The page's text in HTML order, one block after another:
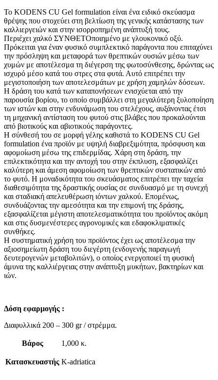
Το KODENS CU Gel formulation είναι ένα ειδικό σκεύασμα
θρέψης που στοχεύει στη βελτίωση της γενικής κατάστασης των
καλλιεργειών και στην ισορροπημένη ανάπτυξή τους.
Περιέχει χαλκό ΣΥΝΘΕΤΟποιημένο με γλουκονικό οξύ.
Πρόκειται για έναν φυσικό συμπλεκτικό παράγοντα που επιταχύνει
την πρόσληψη και μεταφορά των θρεπτικών ουσιών μέσω των
χυμών με αποτέλεσμα τη διέγερση της φωτοσύνθεσης, δρώντας ως
ισχυρό μέσο κατά του στρες στα φυτά. Αυτό επιτρέπει την
μεγιστοποιήση των αποτελεσμάτων με χρήση χαμηλών δόσεων.
Η δράση του κατά των καταπονήσεων ενισχύεται από την
παρουσία βορίου, το οποίο συμβάλλει στη μεγαλύτερη ξυλοποίηση
των ιστών και στην ενδυνάμωση του στελέχους, αυξάνοντας έτσι
τη μηχανική αντίσταση του φυτού στις βλάβες που προκαλούνται
από βιοτικούς και αβιοτικούς παράγοντες.
Η σύνθεσή του σε μορφή γέλης καθιστά το KODENS CU Gel
formulation ένα προϊόν με υψηλή διαβρεξιμότητα, πρόσφυση και
αφομοίωση μέσω της επιδερμίδας. Χάρη στη δράση, την
επιλεκτικότητα και την αντοχή του στην έκπλυση, εξασφαλίζει
καλύτερη και άμεση αφομοίωση των θρεπτικών συστατικών από
το φυτό. Η μοναδικότητα του σκευάσματος επιτρέπει την ταχεία
διαθεσιμότητα της δραστικής ουσίας σε συνδυασμό με τη συνεχή
και σταδιακή απελευθέρωση ιόντων χαλκού. Επομένως,
συνδυάζοντας την αμεσότητα και την επιμονή της δράσης,
εξασφαλίζεται μέγιστη αποτελεσματικότητα του προϊόντος ακόμη
και στις δυσμενέστερες αγρονομικές και εδαφοκλιματικές
συνθήκες.
Η συστηματική χρήση του προϊόντος έχει ως αποτέλεσμα την
αξιοσημείωτη δράση του διεγέρτη (ενδογενής παραγωγή
δευτερογενών μεταβολιτών), ο οποίος ενεργοποιεί τη φυσική
άμυνα της καλλιέργειας στην ανάπτυξη μυκήτων, βακτηρίων και
ιών.
Δόση εφαρμογής :
Διαφυλλικά 200 – 300 gr / στρέμμα.
Βάρος 1,000 κ.
Κατασκευαστής K-adriatica